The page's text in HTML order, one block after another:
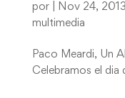
por Nov 24, 2013
multimedia
Paco Meardi, Un
Celebramos el dia